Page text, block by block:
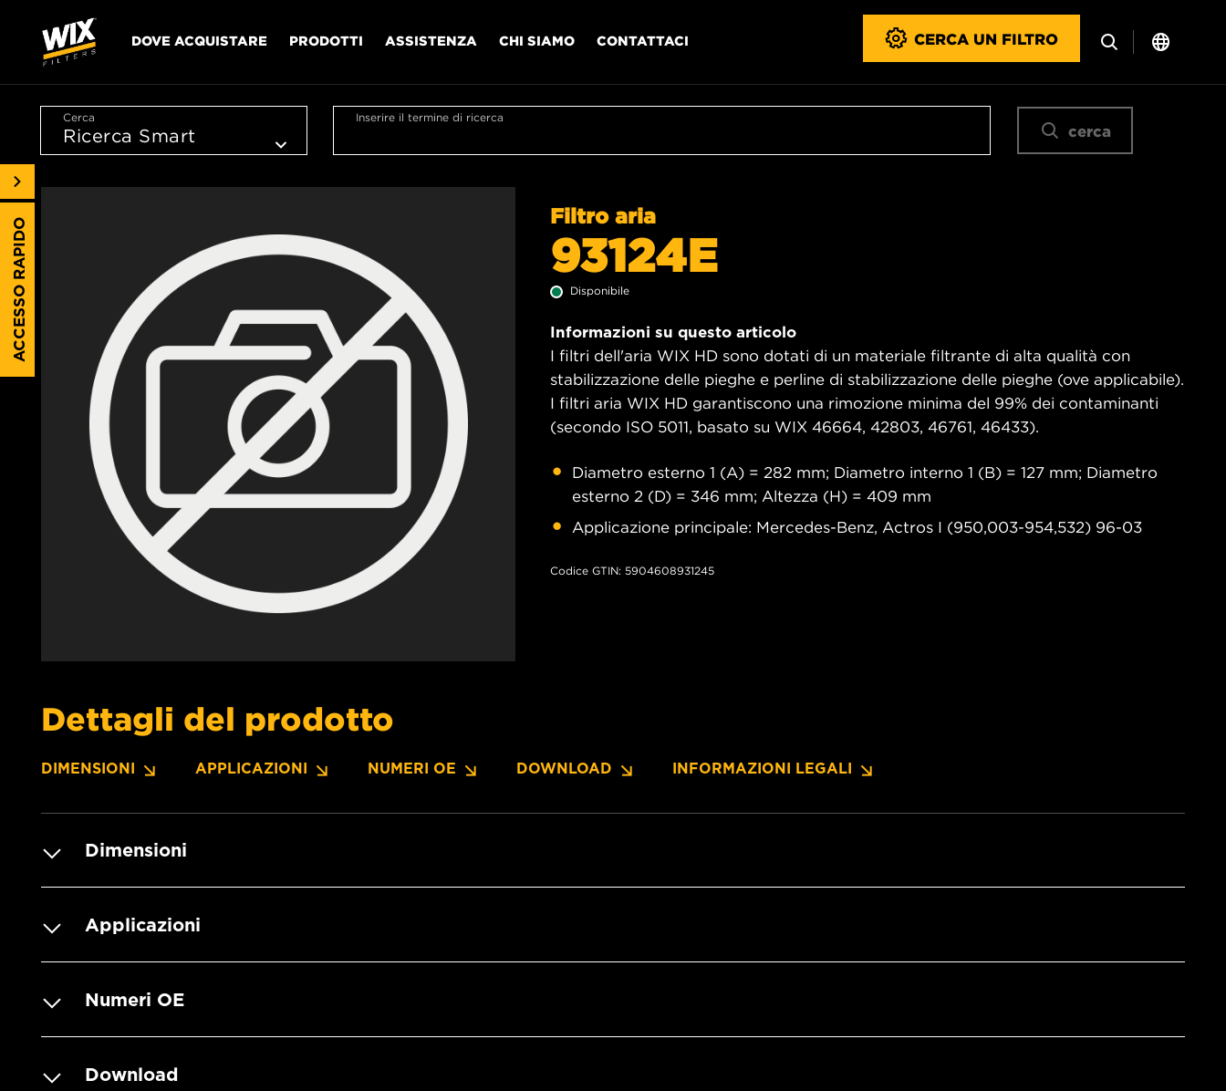
DOVE ACQUISTARE PRODOTTI ASSISTENZA CHI SIAMO CONTATTACI CERCA UN FILTRO
Cerca Inserire il termine di ricerca
cerca
Filtro aria
93124E
Disponibile
Informazioni su questo articolo
I filtri dell'aria WIX HD sono dotati di un materiale filtrante di alta qualità con
stabilizzazione delle pieghe e perline di stabilizzazione delle pieghe (ove applicabile).
I filtri aria WIX HD garantiscono una rimozione minima del 99% dei contaminanti
(secondo ISO 5011, basato su WIX 46664, 42803, 46761, 46433).
Diametro esterno 1 (A) = 282 mm; Diametro interno 1 (B) = 127 mm; Diametro
esterno 2 (D) = 346 mm; Altezza (H) = 409 mm
Applicazione principale: Mercedes-Benz, Actros I (950,003-954,532) 96-03
Codice GTIN: 5904608931245
Dettagli del prodotto
DIMENSIONI APPLICAZIONI NUMERI OE DOWNLOAD INFORMAZIONI LEGALI
Dimensioni
Applicazioni
Numeri OE
Download
ACCESSO RAPIDO